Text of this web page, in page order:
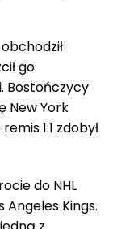
go
Bostończycy
New York
1:1 zdobył
do NHL
Angeles Kings.